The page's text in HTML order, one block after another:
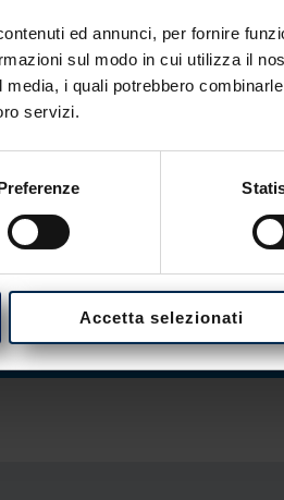
ed annunci, per fornire
sul modo in cui utilizza il
i quali potrebbero
servizi.
Accetta selezionati
lavorative, invia